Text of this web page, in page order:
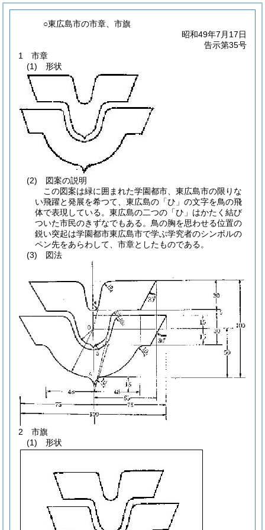
○東広島市の市章、市旗
昭和49年7月17日
告示第35号
1 市章
(1) 形状
(2) 図案の説明
この図案は緑に囲まれた学園都市、東広島市の限りな
い飛躍と発展を希つて、東広島の「ひ」の文字を鳥の飛
体で表現している。東広島の二つの「ひ」はかたく結び
ついた市民のきずなでもある。鳥の胸を思わせる位置の
鋭い突起は学園都市東広島市で学ぶ学究者のシンボルの
ペン先をあらわして、市章としたものである。
(3) 図法
2 市旗
(1) 形状